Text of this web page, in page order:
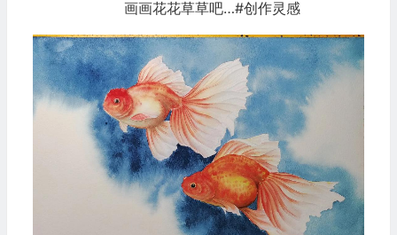
画画花花草草吧…#创作灵感